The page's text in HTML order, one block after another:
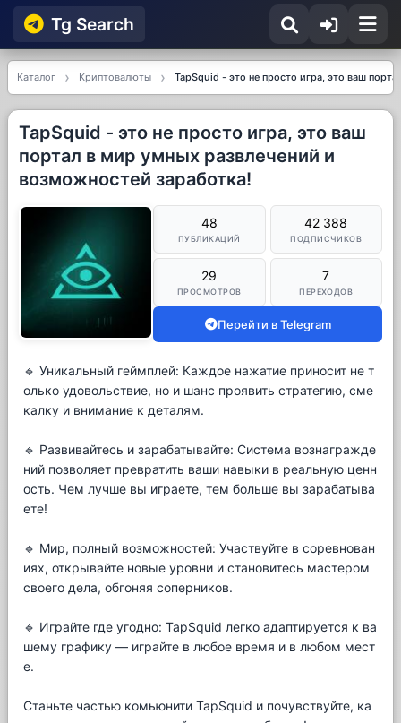
Tg Searсh
Каталог Криптовалюты TapSquid - это не просто игра, это ваш
TapSquid - это не просто игра, это ваш
портал в мир умных развлечений и
возможностей заработка!
48
ПУБЛИКАЦИЙ
42 388
ПОДПИСЧИКОВ
29
ПРОСМОТРОВ
7
ПЕРЕХОДОВ
Перейти в Telegram
🔹 Уникальный геймплей: Каждое нажатие приносит не т
олько удовольствие, но и шанс проявить стратегию, сме
калку и внимание к деталям.
🔹 Развивайтесь и зарабатывайте: Система вознагражде
ний позволяет превратить ваши навыки в реальную ценн
ость. Чем лучше вы играете, тем больше вы зарабатыва
ете!
🔹 Мир, полный возможностей: Участвуйте в соревнован
иях, открывайте новые уровни и становитесь мастером
своего дела, обгоняя соперников.
🔹 Играйте где угодно: TapSquid легко адаптируется к ва
шему графику — играйте в любое время и в любом мест
е.
Станьте частью комьюнити TapSquid и почувствуйте, ка